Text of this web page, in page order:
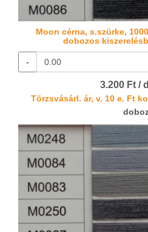
Moon cérna, s.szürke,
dobozos
-
3.200 Ft /
Törzsvásárl. ár, v. 10 e. Ft